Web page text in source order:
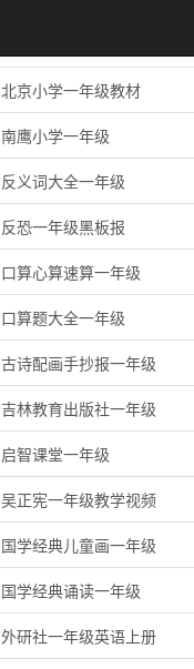
北京小学一年级教材
南鹰小学一年级
反义词大全一年级
反恐一年级黑板报
口算心算速算一年级
口算题大全一年级
古诗配画手抄报一年级
吉林教育出版社一年级
启智课堂一年级
吴正宪一年级教学视频
国学经典儿童画一年级
国学经典诵读一年级
外研社一年级英语上册